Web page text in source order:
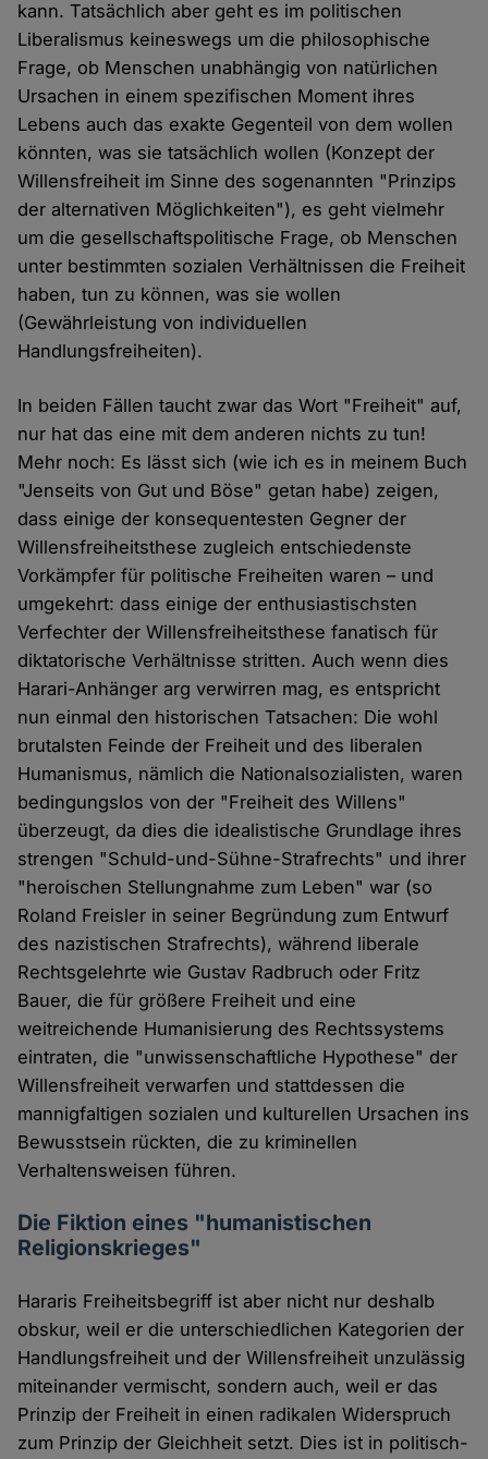
kann. Tatsächlich aber geht es im politischen
Liberalismus keineswegs um die philosophische
Frage, ob Menschen unabhängig von natürlichen
Ursachen in einem spezifischen Moment ihres
Lebens auch das exakte Gegenteil von dem wollen
könnten, was sie tatsächlich wollen (Konzept der
Willensfreiheit im Sinne des sogenannten "Prinzips
der alternativen Möglichkeiten"), es geht vielmehr
um die gesellschaftspolitische Frage, ob Menschen
unter bestimmten sozialen Verhältnissen die Freiheit
haben, tun zu können, was sie wollen
(Gewährleistung von individuellen
Handlungsfreiheiten).
In beiden Fällen taucht zwar das Wort "Freiheit" auf,
nur hat das eine mit dem anderen nichts zu tun!
Mehr noch: Es lässt sich (wie ich es in meinem Buch
"Jenseits von Gut und Böse" getan habe) zeigen,
dass einige der konsequentesten Gegner der
Willensfreiheitsthese zugleich entschiedenste
Vorkämpfer für politische Freiheiten waren – und
umgekehrt: dass einige der enthusiastischsten
Verfechter der Willensfreiheitsthese fanatisch für
diktatorische Verhältnisse stritten. Auch wenn dies
Harari-Anhänger arg verwirren mag, es entspricht
nun einmal den historischen Tatsachen: Die wohl
brutalsten Feinde der Freiheit und des liberalen
Humanismus, nämlich die Nationalsozialisten, waren
bedingungslos von der "Freiheit des Willens"
überzeugt, da dies die idealistische Grundlage ihres
strengen "Schuld-und-Sühne-Strafrechts" und ihrer
"heroischen Stellungnahme zum Leben" war (so
Roland Freisler in seiner Begründung zum Entwurf
des nazistischen Strafrechts), während liberale
Rechtsgelehrte wie Gustav Radbruch oder Fritz
Bauer, die für größere Freiheit und eine
weitreichende Humanisierung des Rechtssystems
eintraten, die "unwissenschaftliche Hypothese" der
Willensfreiheit verwarfen und stattdessen die
mannigfaltigen sozialen und kulturellen Ursachen ins
Bewusstsein rückten, die zu kriminellen
Verhaltensweisen führen.
Die Fiktion eines "humanistischen
Religionskrieges"
Hararis Freiheitsbegriff ist aber nicht nur deshalb
obskur, weil er die unterschiedlichen Kategorien der
Handlungsfreiheit und der Willensfreiheit unzulässig
miteinander vermischt, sondern auch, weil er das
Prinzip der Freiheit in einen radikalen Widerspruch
zum Prinzip der Gleichheit setzt. Dies ist in politisch-